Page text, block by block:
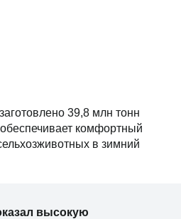
39,8 млн тонн
комфортный
в зимний
высокую